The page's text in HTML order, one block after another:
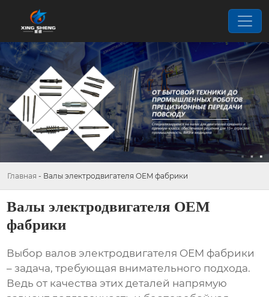
Главная - Валы электродвигателя OEM фабрики
Валы электродвигателя OEM
фабрики
Выбор валов электродвигателя OEM фабрики
– задача, требующая внимательного подхода.
Ведь от качества этих деталей напрямую